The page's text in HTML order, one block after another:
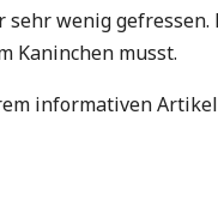
wenig
Kaninchen musst.
informativen